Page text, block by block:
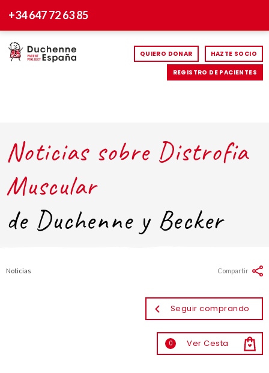
+34 647 72 63 85
QUIERO DONAR HAZTE SOCIO
REGISTRO DE PACIENTES
Noticias sobre Distrofia
Muscular
de Duchenne y Becker
Noticias
Seguir comprando
0 Ver Cesta
Compartir